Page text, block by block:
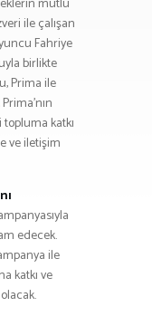
ile çalışan
Fahriye
birlikte
Prima ile
katkı
ve iletişim
edecek.
ile
katkı ve